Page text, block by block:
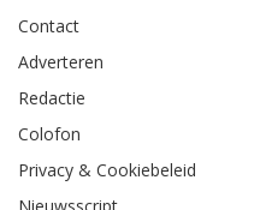
Contact
Adverteren
Redactie
Colofon
Privacy & Cookiebeleid